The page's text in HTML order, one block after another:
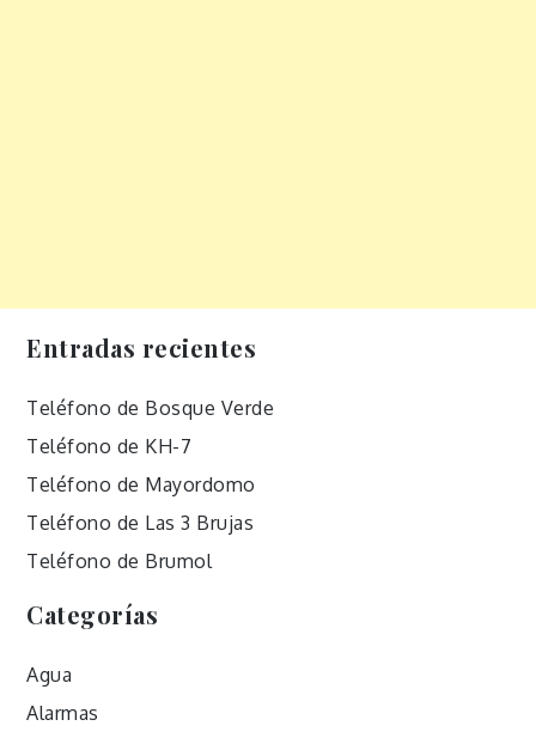
Entradas recientes
Teléfono de Bosque Verde
Teléfono de KH-7
Teléfono de Mayordomo
Teléfono de Las 3 Brujas
Teléfono de Brumol
Categorías
Agua
Alarmas